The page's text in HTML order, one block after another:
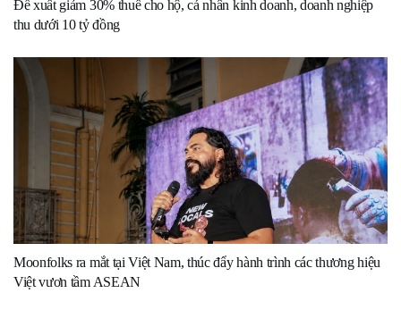
Đề xuất giảm 30% thuế cho hộ, cá nhân kinh doanh, doanh nghiệp
thu dưới 10 tỷ đồng
Moonfolks ra mắt tại Việt Nam, thúc đẩy hành trình các thương hiệu
Việt vươn tầm ASEAN